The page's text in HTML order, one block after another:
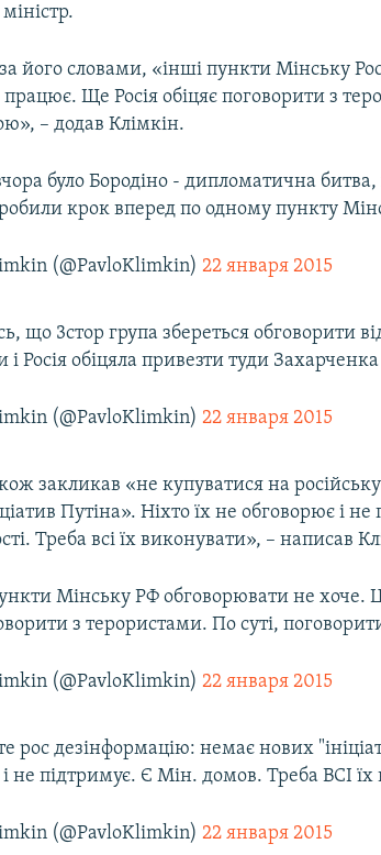
його словами, «інші пункти Мінську
Ще Росія обіцяє поговорити з
– додав Клімкін.
було Бородіно - дипломатична битва,
крок вперед по одному пункту
(@PavloKlimkin)22 января 2015
що 3стор група збереться обговорити
і Росія обіцяла привезти туди
(@PavloKlimkin)22 января 2015
закликав «не купуватися на
Путіна». Ніхто їх не обговорює і
Треба всі їх виконувати», – написав
Мінську РФ обговорювати не
з терористами. По суті,
(@PavloKlimkin)22 января 2015
рос дезінформацію: немає нових
не підтримує. Є Мін. домов. Треба ВСІ
(@PavloKlimkin)22 января 2015